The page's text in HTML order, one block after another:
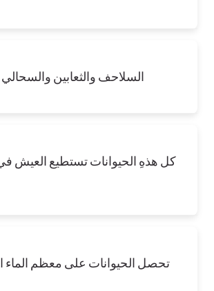
السلاحف والثعابين
كل هذهِ الحيوانات تستطيع العيش
تحصل الحيوانات على معظم الماء